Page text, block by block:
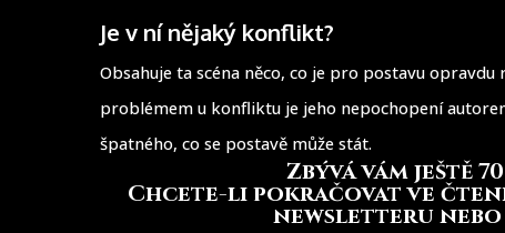
Je v ní nějaký konflikt?
Obsahuje ta scéna něco, co je pro postavu
problémem u konfliktu je jeho nepochopení
špatného, co se postavě může stát.
Zbývá vám ještě
Chcete-li pokračovat ve
newsletteru